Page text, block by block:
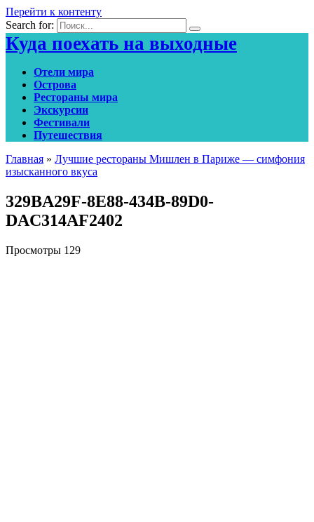
Перейти к контенту
Search for:
Куда поехать на выходные
Отели мира
Острова
Рестораны мира
Экскурсии
Фестивали
Путешествия
Главная » Лучшие рестораны Мишлен в Париже — симфония
изысканного вкуса
329BA29F-8E88-434B-89D0-
DAC314AF2402
Просмотры 129